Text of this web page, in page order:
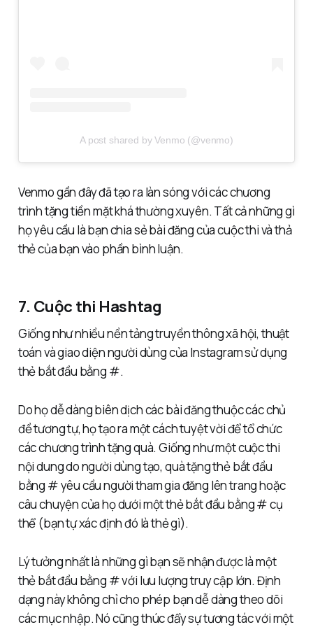
A post shared by Venmo (@venmo)
Venmo gần đây đã tạo ra làn sóng với các chương
trình tặng tiền mặt khá thường xuyên. Tất cả những gì
họ yêu cầu là bạn chia sẻ bài đăng của cuộc thi và thả
thẻ của bạn vào phần bình luận.
7. Cuộc thi Hashtag
Giống như nhiều nền tảng truyền thông xã hội, thuật
toán và giao diện người dùng của Instagram sử dụng
thẻ bắt đầu bằng #.
Do họ dễ dàng biên dịch các bài đăng thuộc các chủ
đề tương tự, họ tạo ra một cách tuyệt vời để tổ chức
các chương trình tặng quà. Giống như một cuộc thi
nội dung do người dùng tạo, quà tặng thẻ bắt đầu
bằng # yêu cầu người tham gia đăng lên trang hoặc
câu chuyện của họ dưới một thẻ bắt đầu bằng # cụ
thể (bạn tự xác định đó là thẻ gì).
Lý tưởng nhất là những gì bạn sẽ nhận được là một
thẻ bắt đầu bằng # với lưu lượng truy cập lớn. Định
dạng này không chỉ cho phép bạn dễ dàng theo dõi
các mục nhập. Nó cũng thúc đẩy sự tương tác với một